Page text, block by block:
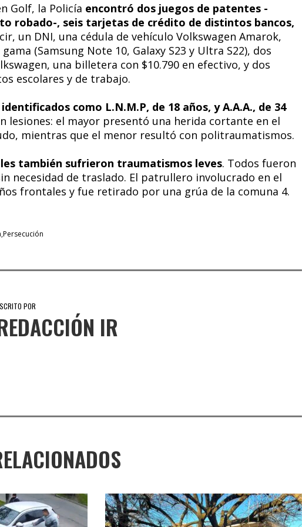
Golf, la Policía encontró dos juegos de patentes -
robado-, seis tarjetas de crédito de distintos bancos,
un DNI, una cédula de vehículo Volkswagen Amarok,
(Samsung Note 10, Galaxy S23 y Ultra S22), dos
una billetera con $10.790 en efectivo, y dos
escolares y de trabajo.
identificados como L.N.M.P, de 18 años, y A.A.A., de 34
lesiones: el mayor presentó una herida cortante en el
mientras que el menor resultó con politraumatismos.
también sufrieron traumatismos leves. Todos fueron
necesidad de traslado. El patrullero involucrado en el
frontales y fue retirado por una grúa de la comuna 4.
Persecución
POR
IR